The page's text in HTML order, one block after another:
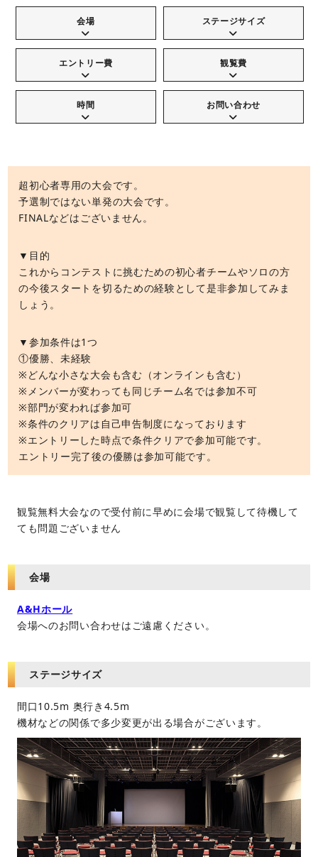
会場 ステージサイズ
エントリー費 観覧費
時間 お問い合わせ
超初心者専用の大会です。
予選制ではない単発の大会です。
FINALなどはございません。
▼目的
これからコンテストに挑むための初心者チームやソロの方
の今後スタートを切るための経験として是非参加してみま
しょう。
▼参加条件は1つ
①優勝、未経験
※どんな小さな大会も含む（オンラインも含む）
※メンバーが変わっても同じチーム名では参加不可
※部門が変われば参加可
※条件のクリアは自己申告制度になっております
※エントリーした時点で条件クリアで参加可能です。
エントリー完了後の優勝は参加可能です。
観覧無料大会なので受付前に早めに会場で観覧して待機して
ても問題ございません
会場
A&Hホール
会場へのお問い合わせはご遠慮ください。
ステージサイズ
間口10.5m 奥行き4.5m
機材などの関係で多少変更が出る場合がございます。